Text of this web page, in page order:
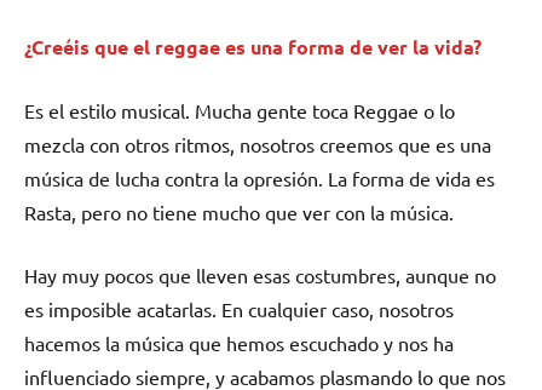
¿Creéis que el reggae es una forma de ver la vida?
Es el estilo musical. Mucha gente toca Reggae o lo
mezcla con otros ritmos, nosotros creemos que es una
música de lucha contra la opresión. La forma de vida es
Rasta, pero no tiene mucho que ver con la música.
Hay muy pocos que lleven esas costumbres, aunque no
es imposible acatarlas. En cualquier caso, nosotros
hacemos la música que hemos escuchado y nos ha
influenciado siempre, y acabamos plasmando lo que nos